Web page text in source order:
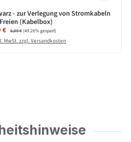
- zur Verlegung von Stromkabeln
(Kabelbox)
€ Regulärer Preis:
6,09 €(49.26% gespart)
MwSt. zzgl. Versandkosten